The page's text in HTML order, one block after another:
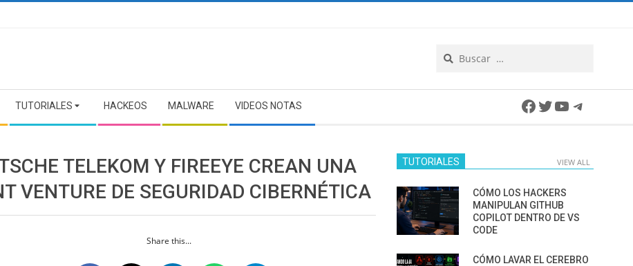
TUTORIALES HACKEOS MALWARE VIDEOS NOTAS Facebook
Twitter
YouTube
TELEKOM Y FIREEYE CREAN UNA
VENTURE DE SEGURIDAD CIBERNÉTICA
Share this...
TUTORIALES VIEW ALL
CÓMO LOS HACKERS
MANIPULAN GITHUB
COPILOT DENTRO DE VS
CODE
CÓMO LAVAR EL CEREBRO